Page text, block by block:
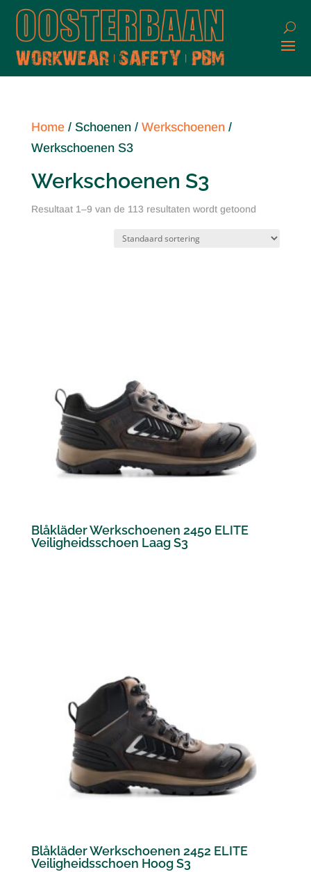
Home/ Schoenen / Werkschoenen/
Werkschoenen S3
Werkschoenen S3
Resultaat 1–9 van de 113 resultaten wordt getoond
Blåkläder Werkschoenen 2450 ELITE
Veiligheidsschoen Laag S3
Blåkläder Werkschoenen 2452 ELITE
Veiligheidsschoen Hoog S3